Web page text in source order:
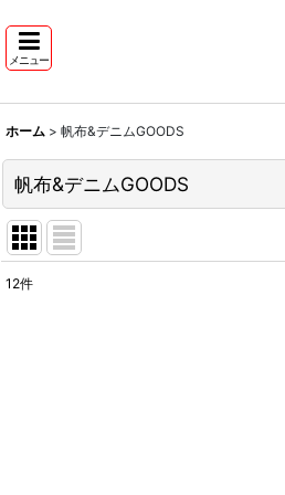
メニュー
ホーム > 帆布&デニムGOODS
帆布&デニムGOODS
12件